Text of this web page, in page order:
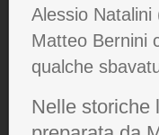
Alessio
Matteo Bernini
qualche
Nelle storiche